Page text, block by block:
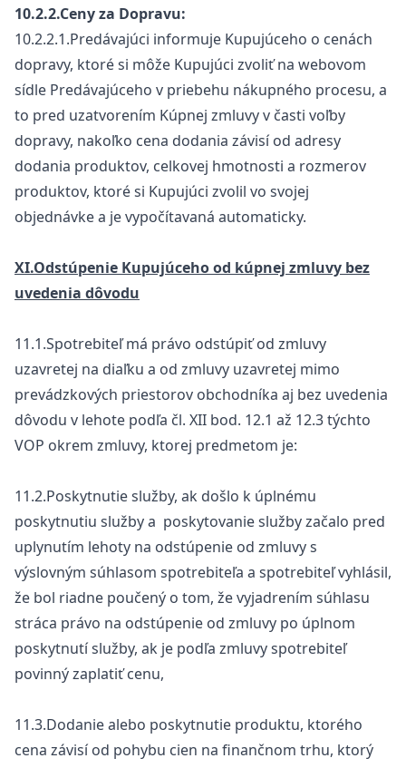
10.2.2.Ceny za Dopravu:
10.2.2.1.Predávajúci informuje Kupujúceho o cenách
dopravy, ktoré si môže Kupujúci zvoliť na webovom
sídle Predávajúceho v priebehu nákupného procesu, a
to pred uzatvorením Kúpnej zmluvy v časti voľby
dopravy, nakoľko cena dodania závisí od adresy
dodania produktov, celkovej hmotnosti a rozmerov
produktov, ktoré si Kupujúci zvolil vo svojej
objednávke a je vypočítavaná automaticky.
XI.Odstúpenie Kupujúceho od kúpnej zmluvy bez
uvedenia dôvodu
11.1.Spotrebiteľ má právo odstúpiť od zmluvy
uzavretej na diaľku a od zmluvy uzavretej mimo
prevádzkových priestorov obchodníka aj bez uvedenia
dôvodu v lehote podľa čl. XII bod. 12.1 až 12.3 týchto
VOP okrem zmluvy, ktorej predmetom je:
11.2.Poskytnutie služby, ak došlo k úplnému
poskytnutiu služby a poskytovanie služby začalo pred
uplynutím lehoty na odstúpenie od zmluvy s
výslovným súhlasom spotrebiteľa a spotrebiteľ vyhlásil,
že bol riadne poučený o tom, že vyjadrením súhlasu
stráca právo na odstúpenie od zmluvy po úplnom
poskytnutí služby, ak je podľa zmluvy spotrebiteľ
povinný zaplatiť cenu,
11.3.Dodanie alebo poskytnutie produktu, ktorého
cena závisí od pohybu cien na finančnom trhu, ktorý